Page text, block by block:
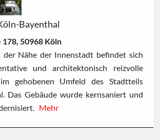
Bayenthal
50968 Köln
Nähe der Innenstadt befindet sich
und architektonisch reizvolle
gehobenen Umfeld des Stadtteils
Das Gebäude wurde kernsaniert und
Mehr